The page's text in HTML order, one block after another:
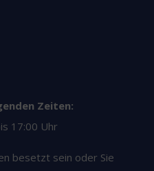
Zeiten:
17:00 Uhr
besetzt sein oder Sie